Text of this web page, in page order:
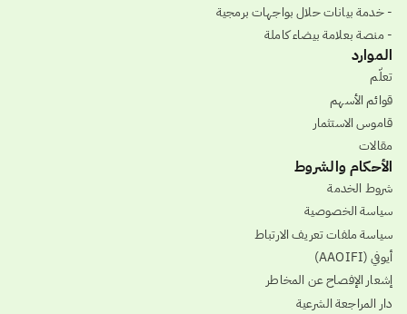
- خدمة بيانات حلال بواجهات برمجية
- منصة بعلامة بيضاء كاملة
الموارد
تعلّم
قوائم الأسهم
قاموس الاستثمار
مقالات
الأحكام والشروط
شروط الخدمة
سياسة الخصوصية
سياسة ملفات تعريف الارتباط
أيوفي (AAOIFI)
إشعار الإفصاح عن المخاطر
دار المراجعة الشرعية